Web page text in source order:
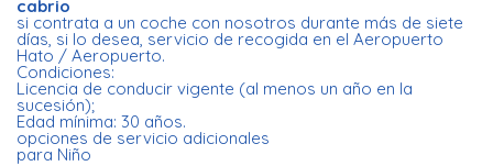
cabrio
si contrata a un coche con nosotros durante más de siete
días, si lo desea, servicio de recogida en el Aeropuerto
Hato / Aeropuerto.
Condiciones:
Licencia de conducir vigente (al menos un año en la
sucesión);
Edad mínima: 30 años.
opciones de servicio adicionales
para Niño